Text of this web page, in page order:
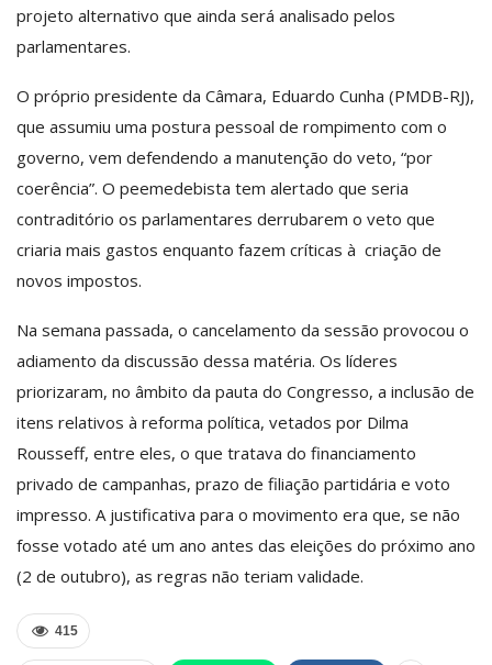
projeto alternativo que ainda será analisado pelos
parlamentares.
O próprio presidente da Câmara, Eduardo Cunha (PMDB-RJ),
que assumiu uma postura pessoal de rompimento com o
governo, vem defendendo a manutenção do veto, “por
coerência”. O peemedebista tem alertado que seria
contraditório os parlamentares derrubarem o veto que
criaria mais gastos enquanto fazem críticas à criação de
novos impostos.
Na semana passada, o cancelamento da sessão provocou o
adiamento da discussão dessa matéria. Os líderes
priorizaram, no âmbito da pauta do Congresso, a inclusão de
itens relativos à reforma política, vetados por Dilma
Rousseff, entre eles, o que tratava do financiamento
privado de campanhas, prazo de filiação partidária e voto
impresso. A justificativa para o movimento era que, se não
fosse votado até um ano antes das eleições do próximo ano
(2 de outubro), as regras não teriam validade.
415